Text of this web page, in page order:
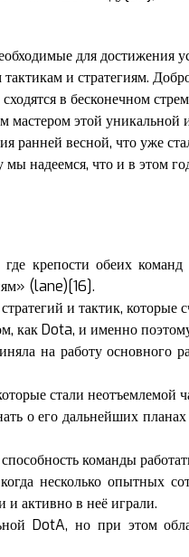
для достижения
и стратегиям.
в бесконечном
этой уникальной
весной, что уже
надеемся, что и в этом
крепости обеих
(lane)[16].
и тактик,
как Dota, и именно
на работу основного
стали неотъемлемой
о его дальнейших
команды
несколько опытных
активно в неё играли.
DotA, но при этом